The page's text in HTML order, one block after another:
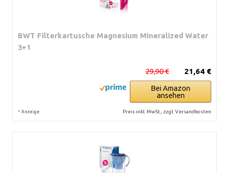
BWT Filterkartusche Magnesium Mineralized Water
3+1
21,64 €
29,90 €
Bei Amazon
ansehen
* Anzeige Preis inkl. MwSt., zzgl. Versandkosten